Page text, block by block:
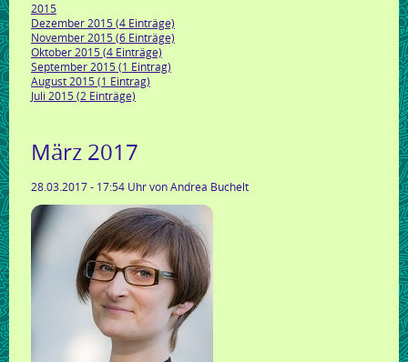
2015
Dezember 2015 (4 Einträge)
November 2015 (6 Einträge)
Oktober 2015 (4 Einträge)
September 2015 (1 Eintrag)
August 2015 (1 Eintrag)
Juli 2015 (2 Einträge)
März 2017
28.03.2017 - 17:54 Uhrvon Andrea Buchelt